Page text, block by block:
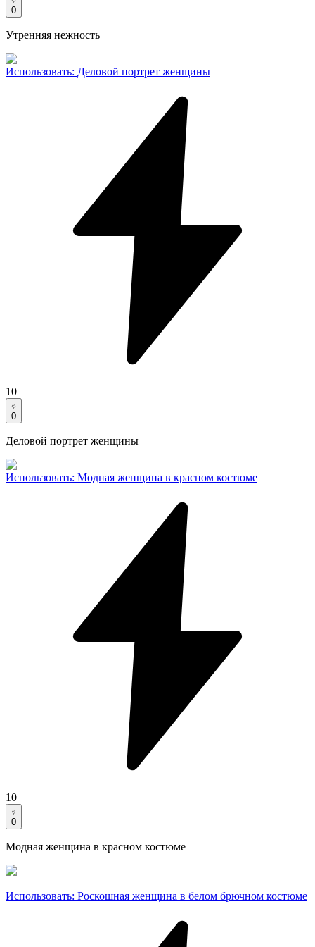
0
Утренняя нежность
Использовать: Деловой портрет женщины
10
0
Деловой портрет женщины
Использовать: Модная женщина в красном костюме
10
0
Модная женщина в красном костюме
Использовать: Роскошная женщина в белом брючном костюме